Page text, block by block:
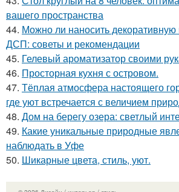
вашего пространства
44. Можно ли наносить декоративную
ДСП: советы и рекомендации
45. Гелевый ароматизатор своими
46. Просторная кухня с островом.
47. Тёплая атмосфера настоящего
где уют встречается с величием
48. Дом на берегу озера: светлый
49. Какие уникальные природные
наблюдать в Уфе
50. Шикарные цвета, стиль, уют.